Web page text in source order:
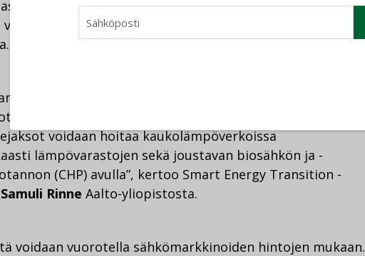
kulutusjousto sopivat ratkaisuksi sekuntien ja
lämpövarastoilla voidaan kattaa päiviä, viikkoja
riittää joustoksi esimerkiksi Helsingissä, sillä
kestävät yleensä vain muutaman päivän – ei kauempaa.
voidaan hoitaa kaukolämpöverkoissa
lämpövarastojen sekä joustavan biosähkön ja -
(CHP) avulla”, kertoo Smart Energy Transition -
Samuli Rinne Aalto-yliopistosta.
voidaan vuorotella sähkömarkkinoiden hintojen mukaan.